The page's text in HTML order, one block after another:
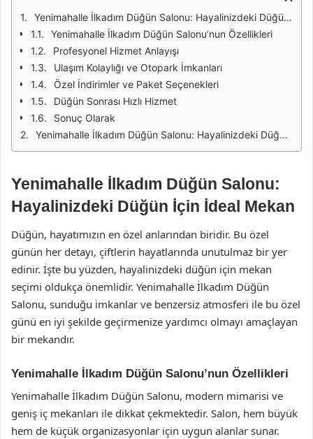
Yenimahalle İlkadım Düğün Salonu: Hayalinizdeki Düğün İçin İdeal Mekan
Yenimahalle İlkadım Düğün Salonu’nun Özellikleri
Profesyonel Hizmet Anlayışı
Ulaşım Kolaylığı ve Otopark İmkanları
Özel İndirimler ve Paket Seçenekleri
Düğün Sonrası Hızlı Hizmet
Sonuç Olarak
Yenimahalle İlkadım Düğün Salonu: Hayalinizdeki Düğün İçin İdeal Mekan
Yenimahalle İlkadım Düğün Salonu:
Hayalinizdeki Düğün İçin İdeal Mekan
Düğün, hayatımızın en özel anlarından biridir. Bu özel
günün her detayı, çiftlerin hayatlarında unutulmaz bir yer
edinir. İşte bu yüzden, hayalinizdeki düğün için mekan
seçimi oldukça önemlidir. Yenimahalle İlkadım Düğün
Salonu, sunduğu imkanlar ve benzersiz atmosferi ile bu özel
günü en iyi şekilde geçirmenize yardımcı olmayı amaçlayan
bir mekandır.
Yenimahalle İlkadım Düğün Salonu’nun Özellikleri
Yenimahalle İlkadım Düğün Salonu, modern mimarisi ve
geniş iç mekanları ile dikkat çekmektedir. Salon, hem büyük
hem de küçük organizasyonlar için uygun alanlar sunar.